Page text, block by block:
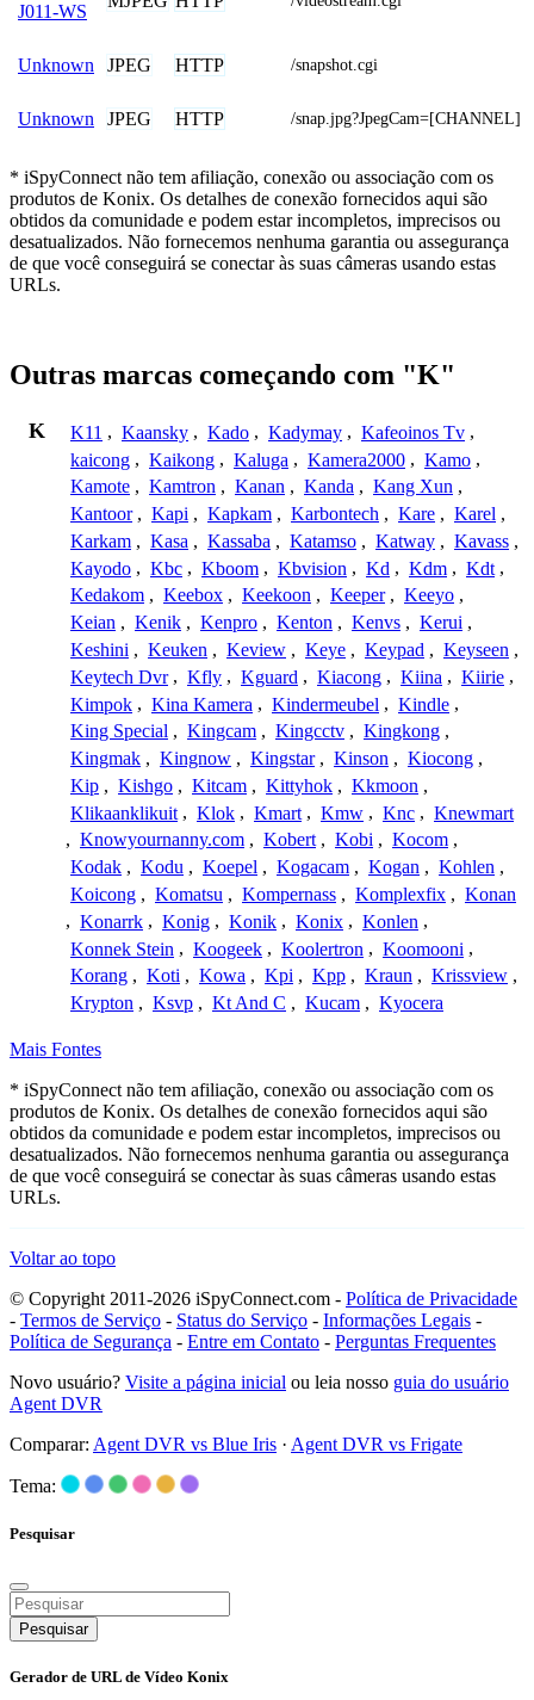
J011-WS
Unknown JPEG HTTP /snapshot.cgi
Unknown JPEG HTTP /snap.jpg?JpegCam=[CHANNEL]
* iSpyConnect não tem afiliação, conexão ou associação com os
produtos de Konix. Os detalhes de conexão fornecidos aqui são
obtidos da comunidade e podem estar incompletos, imprecisos ou
desatualizados. Não fornecemos nenhuma garantia ou assegurança
de que você conseguirá se conectar às suas câmeras usando estas
URLs.
Outras marcas começando com "K"
K K11 , Kaansky , Kado , Kadymay , Kafeoinos Tv ,
kaicong , Kaikong , Kaluga , Kamera2000 , Kamo ,
Kamote , Kamtron , Kanan , Kanda , Kang Xun ,
Kantoor , Kapi , Kapkam , Karbontech , Kare , Karel ,
Karkam , Kasa , Kassaba , Katamso , Katway , Kavass ,
Kayodo , Kbc , Kboom , Kbvision , Kd , Kdm , Kdt ,
Kedakom , Keebox , Keekoon , Keeper , Keeyo ,
Keian , Kenik , Kenpro , Kenton , Kenvs , Kerui ,
Keshini , Keuken , Keview , Keye , Keypad , Keyseen ,
Keytech Dvr , Kfly , Kguard , Kiacong , Kiina , Kiirie ,
Kimpok , Kina Kamera , Kindermeubel , Kindle ,
King Special , Kingcam , Kingcctv , Kingkong ,
Kingmak , Kingnow , Kingstar , Kinson , Kiocong ,
Kip , Kishgo , Kitcam , Kittyhok , Kkmoon ,
Klikaanklikuit , Klok , Kmart , Kmw , Knc , Knewmart
, Knowyournanny.com , Kobert , Kobi , Kocom ,
Kodak , Kodu , Koepel , Kogacam , Kogan , Kohlen ,
Koicong , Komatsu , Kompernass , Komplexfix , Konan
, Konarrk , Konig , Konik , Konix , Konlen ,
Konnek Stein , Koogeek , Koolertron , Koomooni ,
Korang , Koti , Kowa , Kpi , Kpp , Kraun , Krissview ,
Krypton , Ksvp , Kt And C , Kucam , Kyocera
Mais Fontes
* iSpyConnect não tem afiliação, conexão ou associação com os
produtos de Konix. Os detalhes de conexão fornecidos aqui são
obtidos da comunidade e podem estar incompletos, imprecisos ou
desatualizados. Não fornecemos nenhuma garantia ou assegurança
de que você conseguirá se conectar às suas câmeras usando estas
URLs.
Voltar ao topo
© Copyright 2011-2026 iSpyConnect.com - Política de Privacidade
- Termos de Serviço - Status do Serviço - Informações Legais -
Política de Segurança - Entre em Contato - Perguntas Frequentes
Novo usuário? Visite a página inicial ou leia nosso guia do usuário
Agent DVR
Comparar: Agent DVR vs Blue Iris · Agent DVR vs Frigate
Tema:
Pesquisar
Pesquisar
Gerador de URL de Vídeo Konix